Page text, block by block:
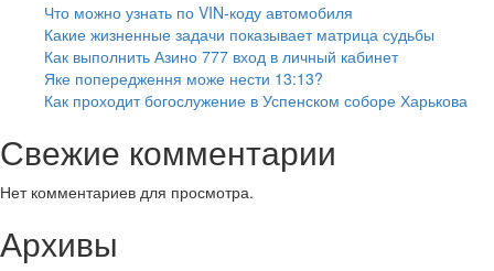
Что можно узнать по VIN-коду автомобиля
Какие жизненные задачи показывает матрица судьбы
Как выполнить Азино 777 вход в личный кабинет
Яке попередження може нести 13:13?
Как проходит богослужение в Успенском соборе Харькова
Свежие комментарии
Нет комментариев для просмотра.
Архивы